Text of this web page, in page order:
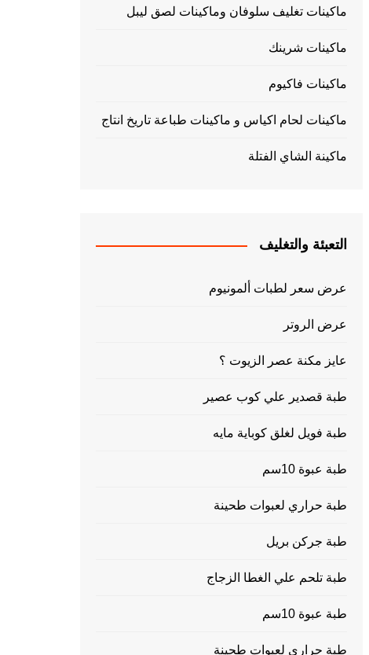
ماكينات تغليف سلوفان وماكينات لصق ليبل
ماكينات شرينك
ماكينات فاكيوم
ماكينات لحام اكياس و ماكينات طباعة تاريخ انتاج
ماكينة الشاي الفتلة
التعبئة والتغليف
عرض سعر لطبات ألمونيوم
عرض الروتر
عايز مكنة عصر الزيوت ؟
طبة قصدير علي كوب عصير
طبة فويل لغلق كوباية مايه
طبة عبوة 10سم
طبة حراري لعبوات طحينة
طبة جركن بريل
طبة تلحم علي الغطا الزجاج
طبة عبوة 10سم
طبة حراري لعبوات طحينة